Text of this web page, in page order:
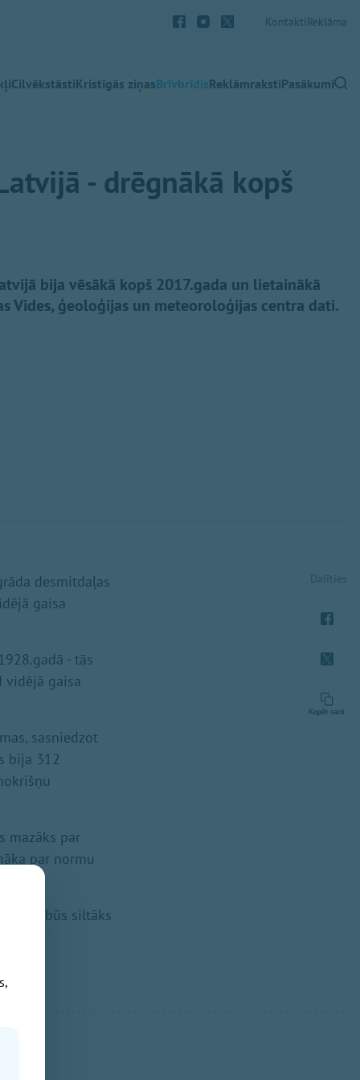
KontaktiReklāma
CilvēkstāstiKristīgās ziņasBrīvbrīdisReklāmrakstiPasākumi
- drēgnākā kopš
bija vēsākā kopš 2017.gada un lietainākā
Vides, ģeoloģijas un meteoroloģijas centra dati.
desmitdaļas
gaisa
- tās
vidējā gaisa
sasniedzot
bija 312
mazāks par
par normu
būs siltāks
Dalīties
Kopēt saiti